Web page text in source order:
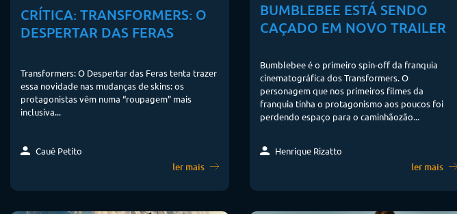
CRÍTICA: TRANSFORMERS: O
DESPERTAR DAS FERAS
Transformers: O Despertar das Feras tenta trazer
essa novidade nas mudanças de skins: os
protagonistas vêm numa “roupagem” mais
inclusiva...
Cauê Petito
ler mais
BUMBLEBEE ESTÁ SENDO
CAÇADO EM NOVO TRAILER
Bumblebee é o primeiro spin-off da franquia
cinematográfica dos Transformers. O
personagem que nos primeiros filmes da
franquia tinha o protagonismo aos poucos foi
perdendo espaço para o caminhãozão...
Henrique Rizatto
ler mais